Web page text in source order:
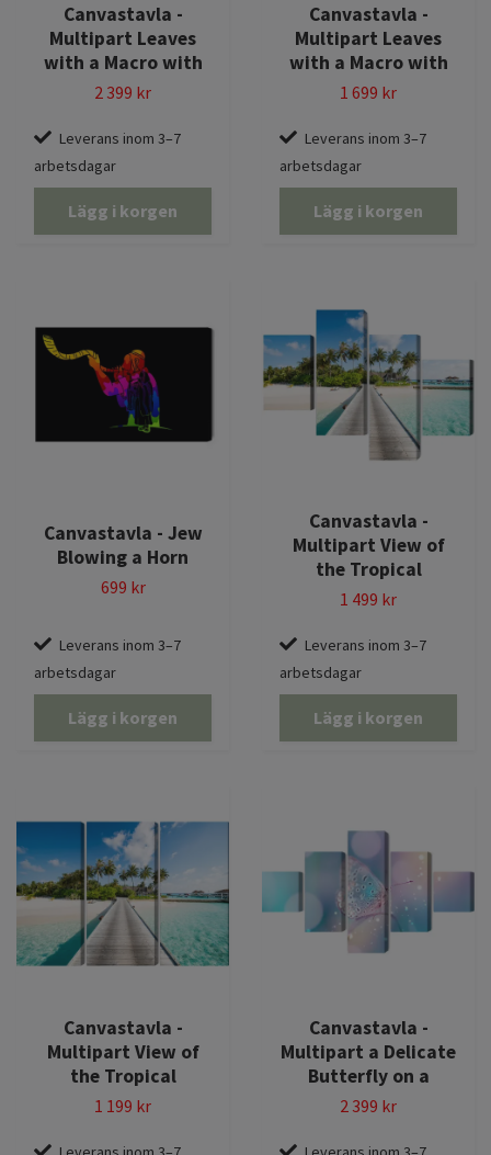
Canvastavla -
Multipart Leaves
with a Macro with
2 399 kr
Leverans inom 3–7
arbetsdagar
Lägg i korgen
Canvastavla -
Multipart Leaves
with a Macro with
1 699 kr
Leverans inom 3–7
arbetsdagar
Lägg i korgen
Canvastavla - Jew
Blowing a Horn
699 kr
Leverans inom 3–7
arbetsdagar
Lägg i korgen
Canvastavla -
Multipart View of
the Tropical
1 499 kr
Leverans inom 3–7
arbetsdagar
Lägg i korgen
Canvastavla -
Multipart View of
the Tropical
1 199 kr
Canvastavla -
Multipart a Delicate
Butterfly on a
2 399 kr